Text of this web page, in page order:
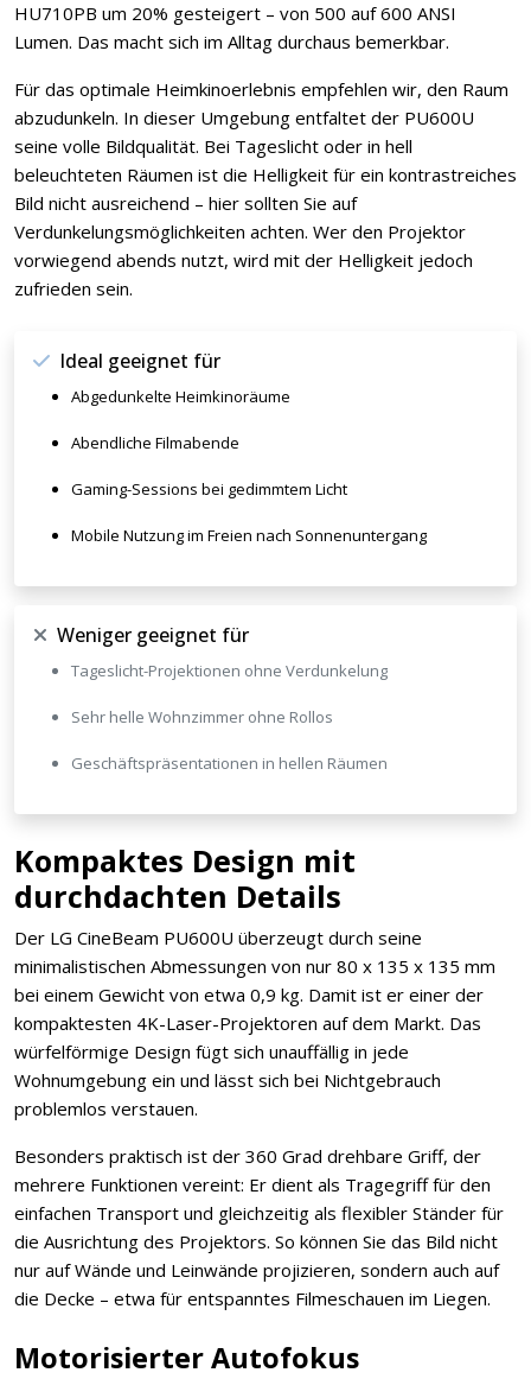
HU710PB um 20% gesteigert – von 500 auf 600 ANSI
Lumen. Das macht sich im Alltag durchaus bemerkbar.
Für das optimale Heimkinoerlebnis empfehlen wir, den Raum
abzudunkeln. In dieser Umgebung entfaltet der PU600U
seine volle Bildqualität. Bei Tageslicht oder in hell
beleuchteten Räumen ist die Helligkeit für ein kontrastreiches
Bild nicht ausreichend – hier sollten Sie auf
Verdunkelungsmöglichkeiten achten. Wer den Projektor
vorwiegend abends nutzt, wird mit der Helligkeit jedoch
zufrieden sein.
Ideal geeignet für
Abgedunkelte Heimkinoräume
Abendliche Filmabende
Gaming-Sessions bei gedimmtem Licht
Mobile Nutzung im Freien nach Sonnenuntergang
Weniger geeignet für
Tageslicht-Projektionen ohne Verdunkelung
Sehr helle Wohnzimmer ohne Rollos
Geschäftspräsentationen in hellen Räumen
Kompaktes Design mit
durchdachten Details
Der LG CineBeam PU600U überzeugt durch seine
minimalistischen Abmessungen von nur 80 x 135 x 135 mm
bei einem Gewicht von etwa 0,9 kg. Damit ist er einer der
kompaktesten 4K-Laser-Projektoren auf dem Markt. Das
würfelförmige Design fügt sich unauffällig in jede
Wohnumgebung ein und lässt sich bei Nichtgebrauch
problemlos verstauen.
Besonders praktisch ist der 360 Grad drehbare Griff, der
mehrere Funktionen vereint: Er dient als Tragegriff für den
einfachen Transport und gleichzeitig als flexibler Ständer für
die Ausrichtung des Projektors. So können Sie das Bild nicht
nur auf Wände und Leinwände projizieren, sondern auch auf
die Decke – etwa für entspanntes Filmeschauen im Liegen.
Motorisierter Autofokus